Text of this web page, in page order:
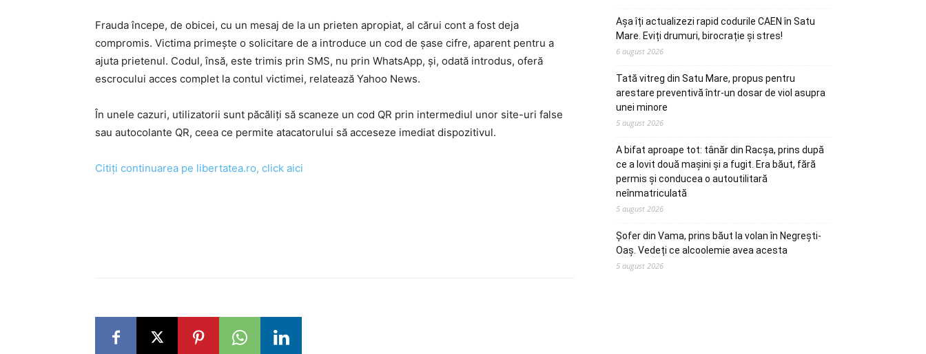
Frauda începe, de obicei, cu un mesaj de la un prieten apropiat, al cărui cont a fost deja
compromis. Victima primește o solicitare de a introduce un cod de șase cifre, aparent pentru a
ajuta prietenul. Codul, însă, este trimis prin SMS, nu prin WhatsApp, și, odată introdus, oferă
escrocului acces complet la contul victimei, relatează Yahoo News.
În unele cazuri, utilizatorii sunt păcăliți să scaneze un cod QR prin intermediul unor site-uri false
sau autocolante QR, ceea ce permite atacatorului să acceseze imediat dispozitivul.
Citiți continuarea pe libertatea.ro, click aici
Așa îți actualizezi rapid codurile CAEN în Satu
Mare. Eviți drumuri, birocrație și stres!
6 august 2026
Tată vitreg din Satu Mare, propus pentru
arestare preventivă într-un dosar de viol asupra
unei minore
5 august 2026
A bifat aproape tot: tânăr din Racșa, prins după
ce a lovit două mașini și a fugit. Era băut, fără
permis și conducea o autoutilitară
neînmatriculată
5 august 2026
Șofer din Vama, prins băut la volan în Negrești-
Oaș. Vedeți ce alcoolemie avea acesta
5 august 2026